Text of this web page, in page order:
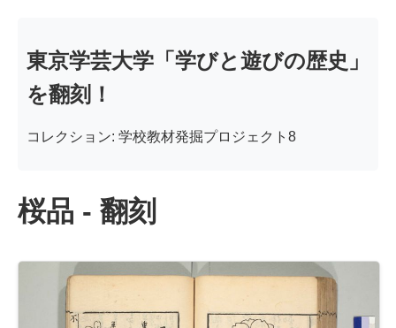
東京学芸大学「学びと遊びの歴史」
を翻刻！
コレクション: 学校教材発掘プロジェクト8
桜品 - 翻刻